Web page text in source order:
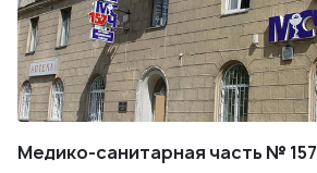
Медико-санитарная часть № 157